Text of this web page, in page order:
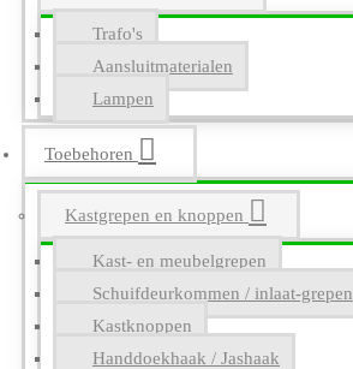
Trafo's
Aansluitmaterialen
Lampen
Toebehoren
Kastgrepen en knoppen
Kast- en meubelgrepen
Schuifdeurkommen / inlaat-grepen
Kastknoppen
Handdoekhaak / Jashaak